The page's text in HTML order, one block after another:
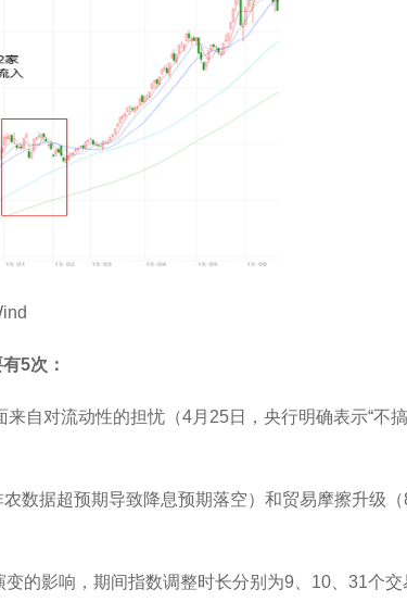
5次：
自对流动性的担忧（4月25日，央行明确表示“不
数据超预期导致降息预期落空）和贸易摩擦升级
的影响，期间指数调整时长分别为9、10、31个